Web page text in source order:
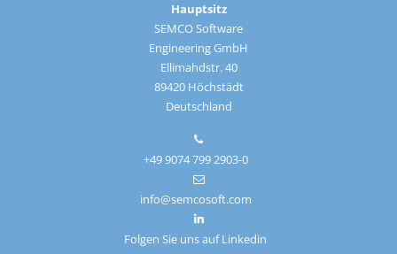
Hauptsitz
SEMCO Software
Engineering GmbH
Ellimahdstr. 40
89420 Höchstädt
Deutschland
+49 9074 799 2903-0
info@semcosoft.com
Folgen Sie uns auf Linkedin